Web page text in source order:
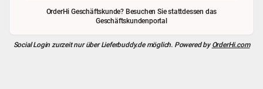
OrderHi Geschäftskunde? Besuchen Sie stattdessen das
Geschäftskundenportal
Social Login zurzeit nur überLieferbuddy.demöglich. Powered byOrderHi.com